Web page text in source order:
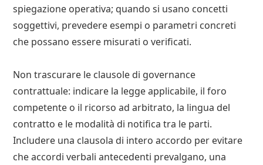
spiegazione operativa; quando si usano concetti
soggettivi, prevedere esempi o parametri concreti
che possano essere misurati o verificati.
Non trascurare le clausole di governance
contrattuale: indicare la legge applicabile, il foro
competente o il ricorso ad arbitrato, la lingua del
contratto e le modalità di notifica tra le parti.
Includere una clausola di intero accordo per evitare
che accordi verbali antecedenti prevalgano, una